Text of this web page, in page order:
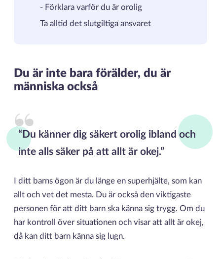
- Förklara varför du är orolig
Ta alltid det slutgiltiga ansvaret
Du är inte bara förälder, du är
människa också
“Du känner dig säkert orolig ibland och
inte alls säker på att allt är okej.”
I ditt barns ögon är du länge en superhjälte, som kan
allt och vet det mesta. Du är också den viktigaste
personen för att ditt barn ska känna sig trygg. Om du
har kontroll över situationen och visar att allt är okej,
då kan ditt barn känna sig lugn.